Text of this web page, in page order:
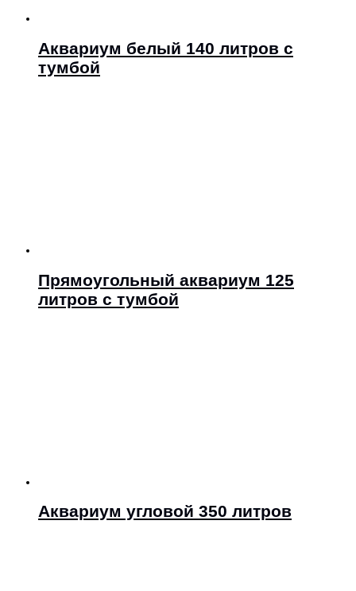
Аквариум белый 140 литров с
тумбой
Прямоугольный аквариум 125
литров с тумбой
Аквариум угловой 350 литров